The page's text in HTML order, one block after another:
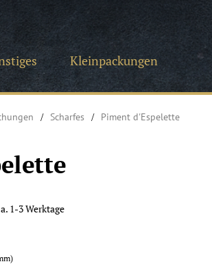
Kleinpackungen
Scharfes Piment d'Espelette
1-3 Werktage